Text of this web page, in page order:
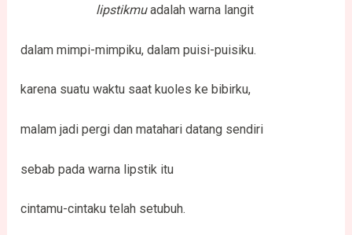
lipstikmuadalah warna langit
dalam mimpi-mimpiku, dalam puisi-puisiku.
karena suatu waktu saat kuoles ke bibirku,
malam jadi pergi dan matahari datang sendiri
sebab pada warna lipstik itu
cintamu-cintaku telah setubuh.